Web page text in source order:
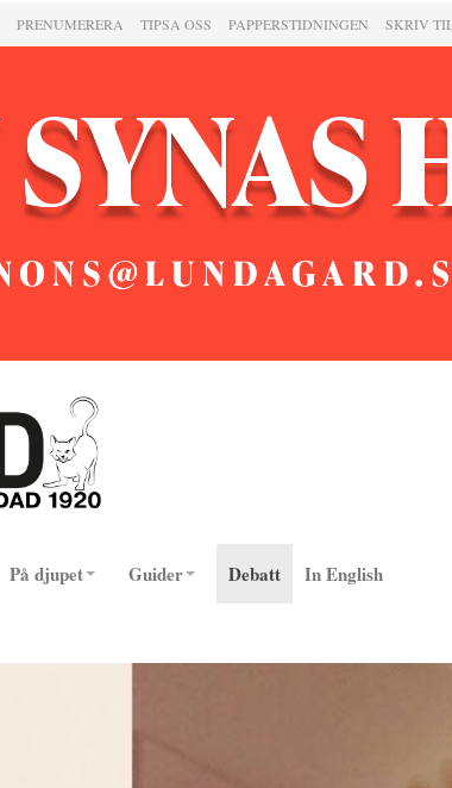
PRENUMERERA TIPSA OSS PAPPERSTIDNINGEN SKRIV
På djupet Guider Debatt In English